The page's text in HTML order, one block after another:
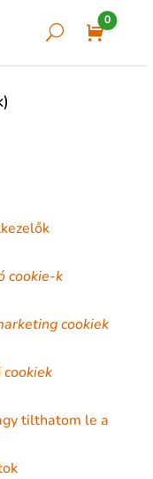
U Cart
0
cookie-k
cookiek
tilthatom le a